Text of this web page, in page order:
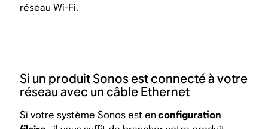
réseau Wi-Fi.
Si un produit Sonos est connecté à votre
réseau avec un câble Ethernet
Si votre système Sonos est enconfiguration